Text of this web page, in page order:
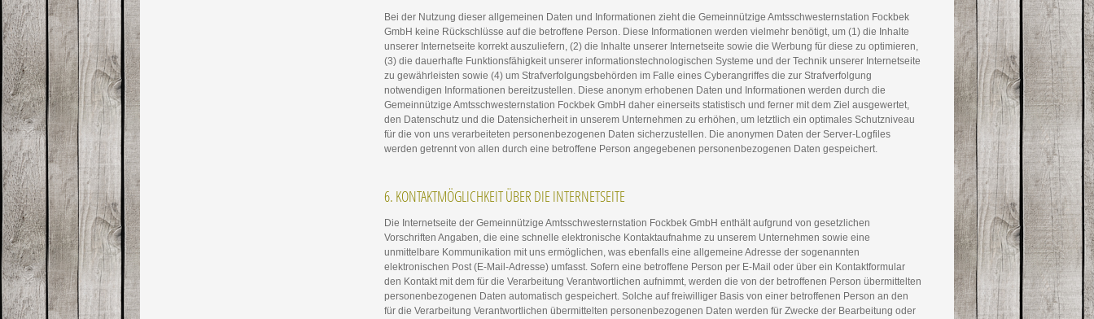
Bei der Nutzung dieser allgemeinen Daten und Informationen zieht die Gemeinnützige Amtsschwesternstation Fockbek
GmbH keine Rückschlüsse auf die betroffene Person. Diese Informationen werden vielmehr benötigt, um (1) die Inhalte
unserer Internetseite korrekt auszuliefern, (2) die Inhalte unserer Internetseite sowie die Werbung für diese zu optimieren,
(3) die dauerhafte Funktionsfähigkeit unserer informationstechnologischen Systeme und der Technik unserer Internetseite
zu gewährleisten sowie (4) um Strafverfolgungsbehörden im Falle eines Cyberangriffes die zur Strafverfolgung
notwendigen Informationen bereitzustellen. Diese anonym erhobenen Daten und Informationen werden durch die
Gemeinnützige Amtsschwesternstation Fockbek GmbH daher einerseits statistisch und ferner mit dem Ziel ausgewertet,
den Datenschutz und die Datensicherheit in unserem Unternehmen zu erhöhen, um letztlich ein optimales Schutzniveau
für die von uns verarbeiteten personenbezogenen Daten sicherzustellen. Die anonymen Daten der Server-Logfiles
werden getrennt von allen durch eine betroffene Person angegebenen personenbezogenen Daten gespeichert.
6. KONTAKTMÖGLICHKEIT ÜBER DIE INTERNETSEITE
Die Internetseite der Gemeinnützige Amtsschwesternstation Fockbek GmbH enthält aufgrund von gesetzlichen
Vorschriften Angaben, die eine schnelle elektronische Kontaktaufnahme zu unserem Unternehmen sowie eine
unmittelbare Kommunikation mit uns ermöglichen, was ebenfalls eine allgemeine Adresse der sogenannten
elektronischen Post (E-Mail-Adresse) umfasst. Sofern eine betroffene Person per E-Mail oder über ein Kontaktformular
den Kontakt mit dem für die Verarbeitung Verantwortlichen aufnimmt, werden die von der betroffenen Person übermittelten
personenbezogenen Daten automatisch gespeichert. Solche auf freiwilliger Basis von einer betroffenen Person an den
für die Verarbeitung Verantwortlichen übermittelten personenbezogenen Daten werden für Zwecke der Bearbeitung oder